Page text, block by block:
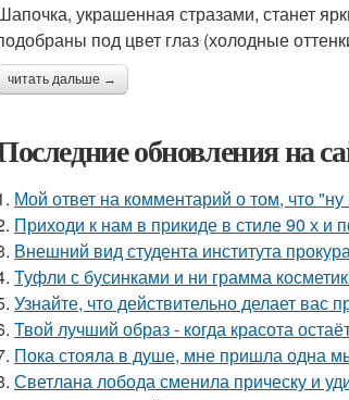
украшенная стразами, станет
под цвет глаз (холодные
читать дальше →
обновления на
Мой ответ на комментарий о том, что
Приходи к нам в прикиде в стиле 90 х и
Внешний вид студента института
Туфли с бусинками и ни грамма
Узнайте, что действительно делает вас
Твой лучший образ - когда красота
Пока стояла в душе, мне пришла одна
Светлана лобода сменила прическу и